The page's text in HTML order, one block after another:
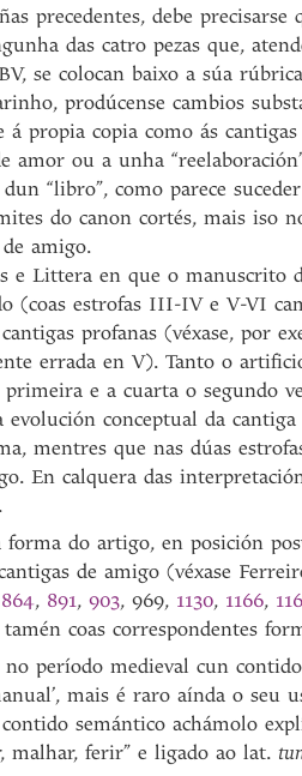
precedentes, debe precisarse
das catro pezas que,
se colocan baixo a súa
prodúcense cambios
propia copia como ás
amor ou a unha
“libro”, como parece
do canon cortés, mais iso
amigo.
e Littera en que o
(coas estrofas III-IV e V-VI
profanas (véxase, por
errada en V). Tanto o
e a cuarta o segundo
conceptual da
mentres que nas dúas
En calquera das
forma do artigo, en posición
de amigo (véxase
864, 891, 903, 969, 1130, 1166,
coas correspondentes
período medieval cun
mais é raro aínda o
semántico achámolo
malhar, ferir” e ligado ao lat.